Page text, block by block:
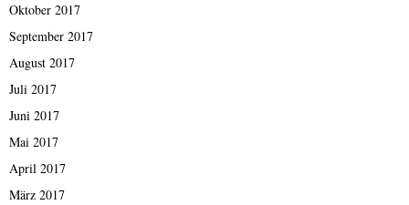
Oktober 2017
September 2017
August 2017
Juli 2017
Juni 2017
Mai 2017
April 2017
März 2017